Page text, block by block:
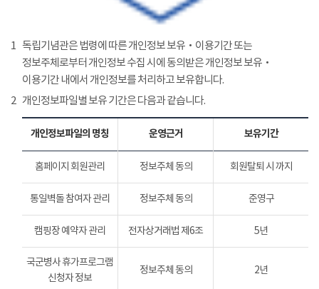
1 독립기념관은 법령에 따른 개인정보 보유‧이용기간 또는
정보주체로부터 개인정보 수집 시에 동의받은 개인정보 보유‧
이용기간 내에서 개인정보를 처리하고 보유합니다.
2 개인정보파일별 보유 기간은 다음과 같습니다.
개인정보파일의 명칭 운영근거 보유기간
홈페이지 회원관리 정보주체 동의 회원탈퇴 시 까지
통일벽돌 참여자 관리 정보주체 동의 준영구
캠핑장 예약자 관리 전자상거래법 제6조 5년
국군병사 휴가프로그램
신청자 정보
정보주체 동의 2년